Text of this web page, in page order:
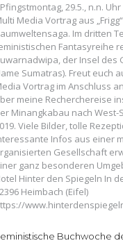
Pfingstmontag, 29.5., n.n.
Media Vortrag aus
Im dritten
Fantasyreihe
der Insel des
Sumatras). Freut euch
Vortrag im Anschluss
meine Recherchereise
Minangkabau nach West-
Viele Bilder, tolle
Infos aus einer
Gesellschaft
ganz besonderen
Hinter den Spiegeln In
Heimbach (Eifel)
Buchwoche